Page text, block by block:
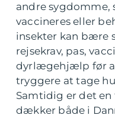
andre sygdomme,
vaccineres eller
insekter kan bære
rejsekrav, pas,
dyrlægehjælp før
tryggere at tage
Samtidig er det
dækker både i